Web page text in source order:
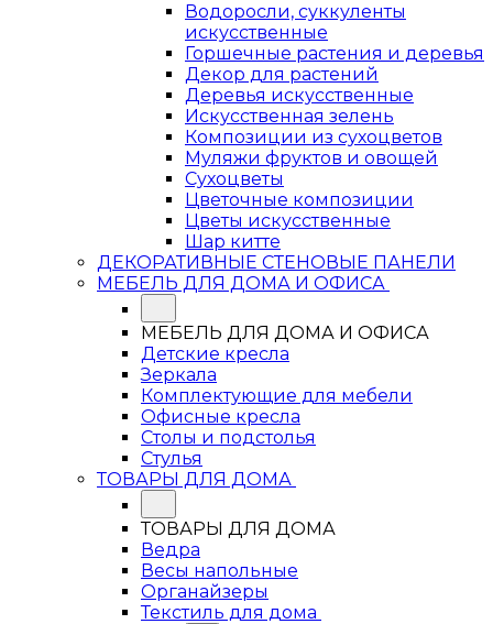
Водоросли, суккуленты
искусственные
Горшечные растения и деревья
Декор для растений
Деревья искусственные
Искусственная зелень
Композиции из сухоцветов
Муляжи фруктов и овощей
Сухоцветы
Цветочные композиции
Цветы искусственные
Шар китте
ДЕКОРАТИВНЫЕ СТЕНОВЫЕ ПАНЕЛИ
МЕБЕЛЬ ДЛЯ ДОМА И ОФИСА
МЕБЕЛЬ ДЛЯ ДОМА И ОФИСА
Детские кресла
Зеркала
Комплектующие для мебели
Офисные кресла
Столы и подстолья
Стулья
ТОВАРЫ ДЛЯ ДОМА
ТОВАРЫ ДЛЯ ДОМА
Ведра
Весы напольные
Органайзеры
Текстиль для дома